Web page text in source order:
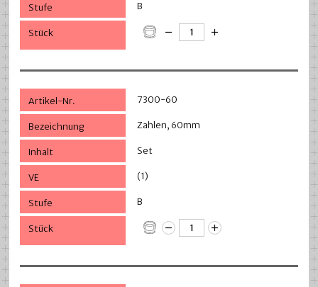
B
7300-60
Zahlen, 60mm
Set
(1)
B